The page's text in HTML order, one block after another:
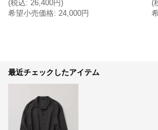
(税込: 26,400円)
希望小売価格: 24,000円
(
最近チェックしたアイテム